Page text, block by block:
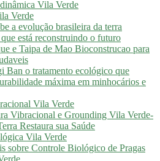
Vila Verde
Verde
a evolução brasileira da terra
que está reconstruindo o futuro
e Taipa de Mao Bioconstrucao para
Ban o tratamento ecológico que
máxima em minhocários e
Vila Verde
Vibracional e Grounding Vila Verde-
Restaura sua Saúde
Vila Verde
sobre Controle Biológico de Pragas